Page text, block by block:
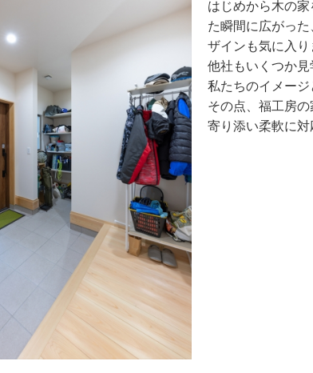
はじめから木の
た瞬間に広がっ
ザインも気に入り
他社もいくつか見
私たちのイメージ
その点、福工房
寄り添い柔軟に対